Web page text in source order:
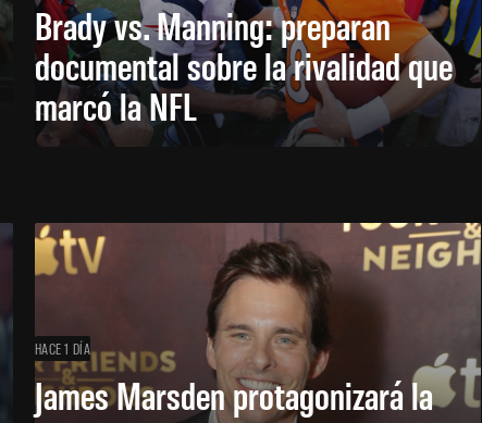
Brady vs. Manning: preparan
documental sobre la rivalidad que
marcó la NFL
HACE 1 DÍA
James Marsden protagonizará la